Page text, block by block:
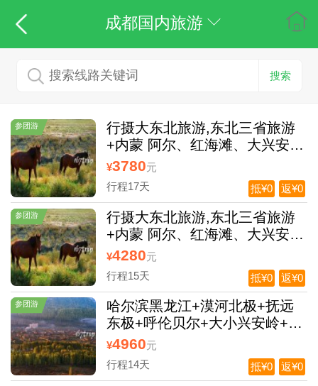
成都国内旅游
搜索
参团游
行摄大东北旅游,东北三省旅游
+内蒙 阿尔、红海滩、大兴安岭
漠河双卧17日游
¥3780元
行程17天
返¥0
抵¥0
参团游
行摄大东北旅游,东北三省旅游
+内蒙 阿尔、红海滩、大兴安岭
漠河15日全景旅游，沈阳进长春
出双飞
¥4280元
行程15天
返¥0
抵¥0
参团游
哈尔滨黑龙江+漠河北极+抚远
东极+呼伦贝尔+大小兴安岭+醉
美 G331国境线+北大荒双飞14
日游
¥4960元
行程14天
返¥0
抵¥0